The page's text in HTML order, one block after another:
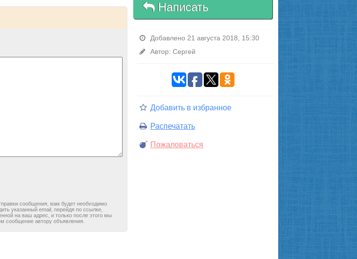
сообщения, вам будет необходимо
указанный email, перейдя по ссылке,
на ваш адрес, и только после этого мы
сообщение автору объявления.
Написать
Добавлено 21 августа 2018, 15:30
Автор: Сергей
Добавить в избранное
Распечатать
Пожаловаться